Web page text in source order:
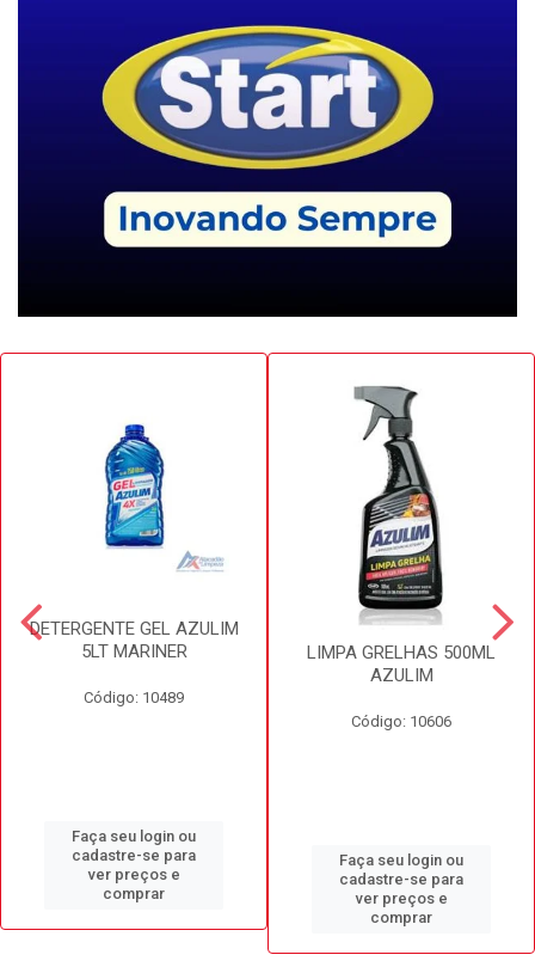
DETERGENTE GEL AZULIM
5LT MARINER
Código: 10489
Faça seu login ou
cadastre-se para
ver preços e
comprar
LIMPA GRELHAS 500ML
AZULIM
Código: 10606
Faça seu login ou
cadastre-se para
ver preços e
comprar